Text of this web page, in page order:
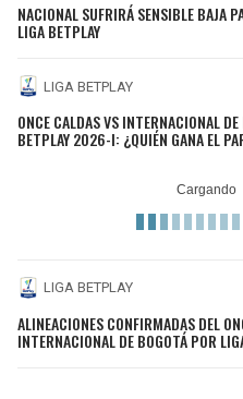
NACIONAL SUFRIRÁ SENSIBLE BAJA
LIGA BETPLAY
LIGA BETPLAY
ONCE CALDAS VS INTERNACIONAL
BETPLAY 2026-I: ¿QUIÉN GANA EL
LIGA BETPLAY
ALINEACIONES CONFIRMADAS DEL
INTERNACIONAL DE BOGOTÁ POR